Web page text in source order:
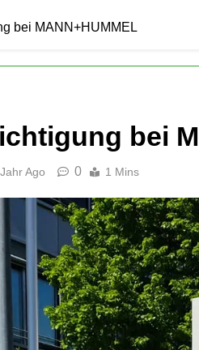
bei MANN+HUMMEL
bei
Ago 0 1 Mins